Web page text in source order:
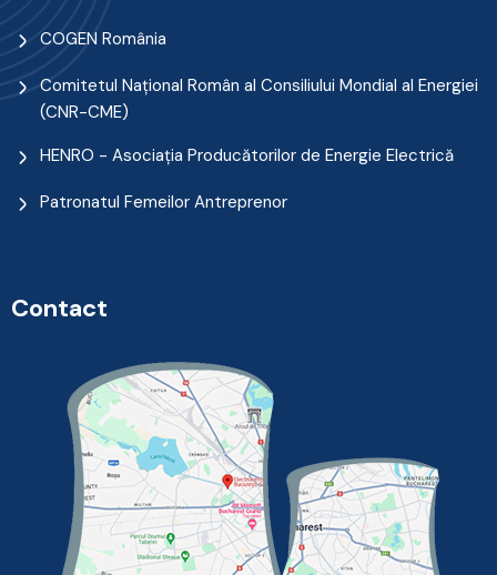
COGEN România
Comitetul Naţional Român al Consiliului Mondial al Energiei
(CNR-CME)
HENRO - Asociația Producătorilor de Energie Electrică
Patronatul Femeilor Antreprenor
Contact